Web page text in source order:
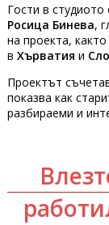
Гости в студиото
Росица Бинева,
на проекта,
в Хърватия и
Проектът
показва как
разбираеми и